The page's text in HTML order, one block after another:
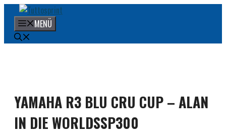
Inhalt
springen
MENÜ
YAMAHA R3 BLU CRU CUP – ALAN
IN DIE WORLDSSP300